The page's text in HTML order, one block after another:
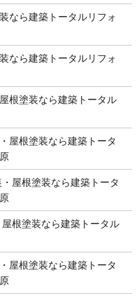
なら建築トータルリフォ
なら建築トータルリフォ
根塗装なら建築トータル
屋根塗装なら建築トータ
屋根塗装なら建築トータ
根塗装なら建築トータル
屋根塗装なら建築トータ